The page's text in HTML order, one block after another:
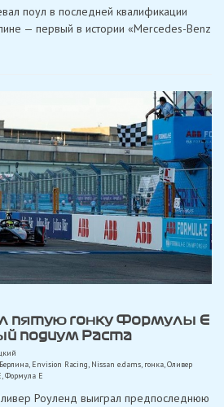
поул в последней квалификации
— первый в истории «Mercedes-Benz
пятую гонку Формулы Е
подиум Раста
, Envision Racing, Nissan e.dams, гонка,Оливер
,Формула Е
Роуленд выиграл предпоследнюю